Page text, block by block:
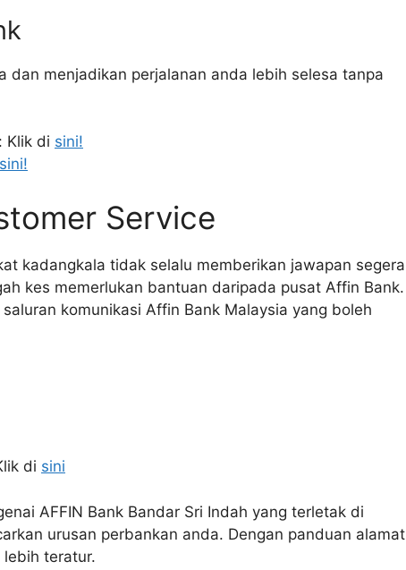
dan menjadikan perjalanan anda lebih selesa tanpa
Klik di sini!
sini!
Service
kadangkala tidak selalu memberikan jawapan segera
kes memerlukan bantuan daripada pusat Affin Bank.
komunikasi Affin Bank Malaysia yang boleh
di sini
AFFIN Bank Bandar Sri Indah yang terletak di
urusan perbankan anda. Dengan panduan alamat
teratur.